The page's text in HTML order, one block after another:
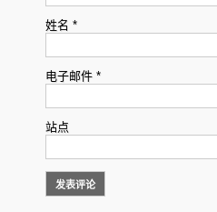
姓名 *
电子邮件 *
站点